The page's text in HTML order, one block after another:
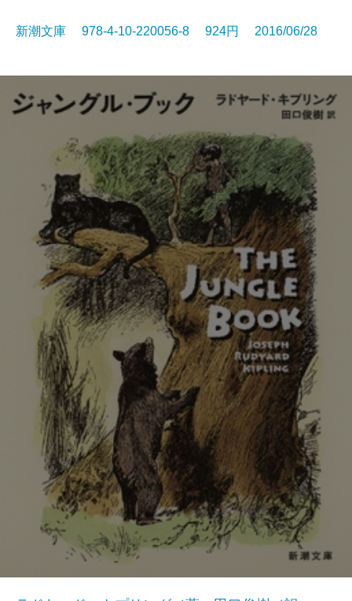
新潮文庫 978-4-10-220056-8 924円 2016/06/28